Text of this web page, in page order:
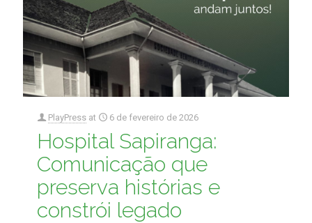
PlayPress at 6 de fevereiro de 2026
Hospital Sapiranga:
Comunicação que
preserva histórias e
constrói legado